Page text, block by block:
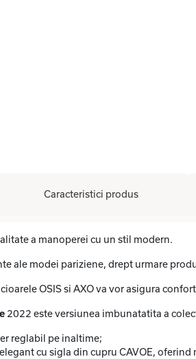
Caracteristici produs
a manoperei cu un stil modern.
ale modei pariziene, drept urmare
OSIS si AXO va vor asigura
2022 este versiunea imbunatatita a
reglabil pe inaltime;
cu sigla din cupru CAVOE,